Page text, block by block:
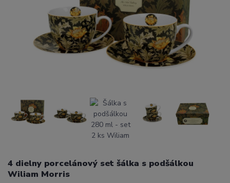
4 dielny porcelánový set šálka s podšálkou
Wiliam Morris